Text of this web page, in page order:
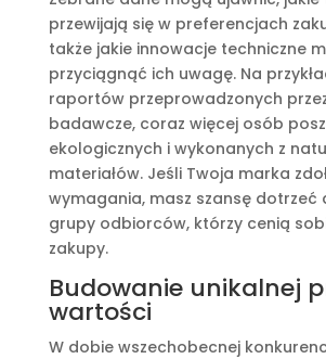
przewijają się w preferencjach
także jakie innowacje techniczne
przyciągnąć ich uwagę. Na
raportów przeprowadzonych
badawcze, coraz więcej osób
ekologicznych i wykonanych z
materiałów. Jeśli Twoja marka
wymagania, masz szansę dotrzeć
grupy odbiorców, którzy cenią
zakupy.
Budowanie unikalnej
wartości
W dobie wszechobecnej